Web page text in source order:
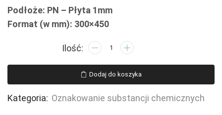
Podłoże: PN – Płyta 1mm
Format (w mm): 300×450
ilość
Substancja
skrajnie
łatwopalna
Dodaj do koszyka
Kategoria: Oznakowanie substancji chemicznych